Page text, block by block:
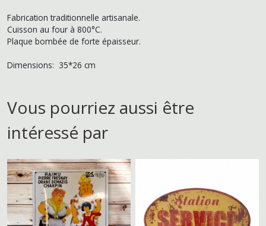
Fabrication traditionnelle artisanale.
Cuisson au four à 800°C.
Plaque bombée de forte épaisseur.
Dimensions: 35*26 cm
Vous pourriez aussi être
intéressé par